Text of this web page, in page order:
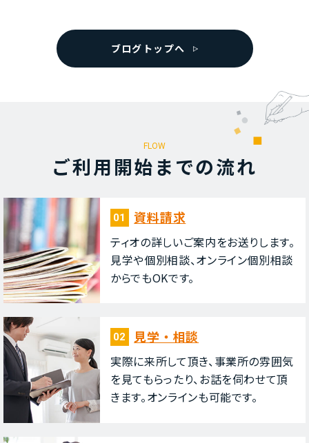
ブログトップへ
FLOW
ご利⽤開始までの流れ
01 資料請求
ティオの詳しいご案内をお送りします。
⾒学や個別相談、オンライン個別相談
からでもOKです。
02 ⾒学・相談
実際に来所して頂き、事業所の雰囲気
を⾒てもらったり、お話を伺わせて頂
きます。オンラインも可能です。